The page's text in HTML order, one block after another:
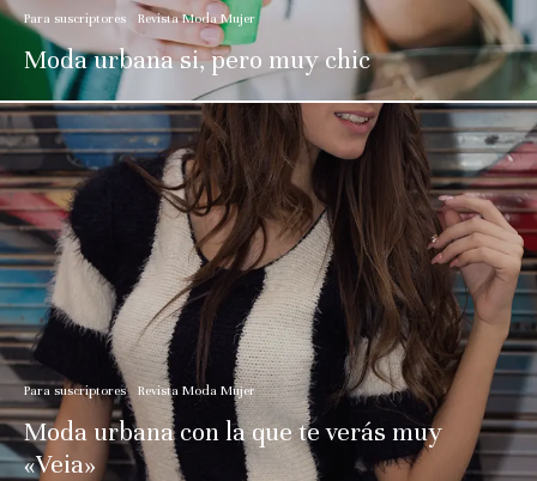
Para suscriptores Revista Moda Mujer
Moda urbana si, pero muy chic
Para suscriptores Revista Moda Mujer
Moda urbana con la que te verás muy
«Veia»